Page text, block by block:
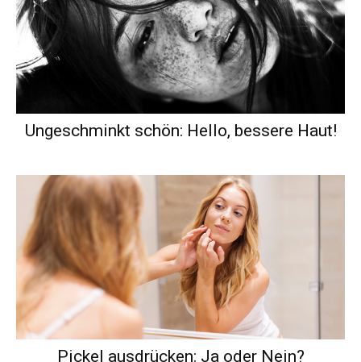
Ungeschminkt schön: Hello, bessere Haut!
Pickel ausdrücken: Ja oder Nein?